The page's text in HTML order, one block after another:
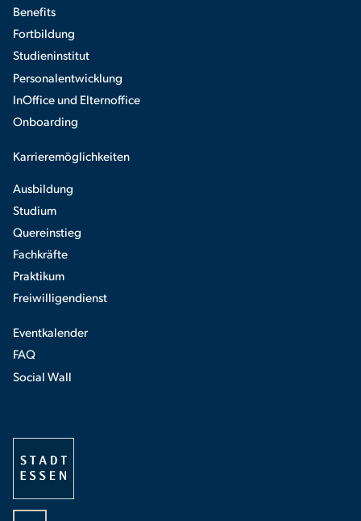
Benefits
Fortbildung
Studieninstitut
Personalentwicklung
InOffice und Elternoffice
Onboarding
Karrieremöglichkeiten
Ausbildung
Studium
Quereinstieg
Fachkräfte
Praktikum
Freiwilligendienst
Eventkalender
FAQ
Social Wall